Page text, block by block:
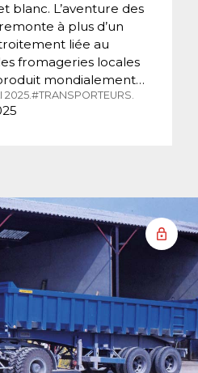
blanc. L’aventure des
à plus d’un
liée au
fromageries locales
mondialement…
2025.#TRANSPORTEURS.